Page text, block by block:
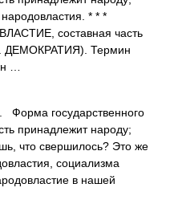
* * *
составная часть
ДЕМОКРАТИЯ). Термин
…
государственного
принадлежит народу;
что свершилось? Это же
социализма
в нашей